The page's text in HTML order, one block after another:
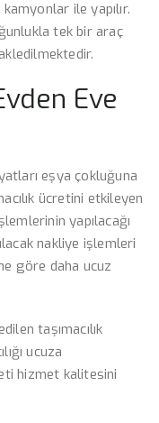
ile yapılır.
tek bir araç
Eve
eşya çokluğuna
ücretini etkileyen
yapılacağı
nakliye işlemleri
göre daha ucuz
taşımacılık
ucuza
hizmet kalitesini